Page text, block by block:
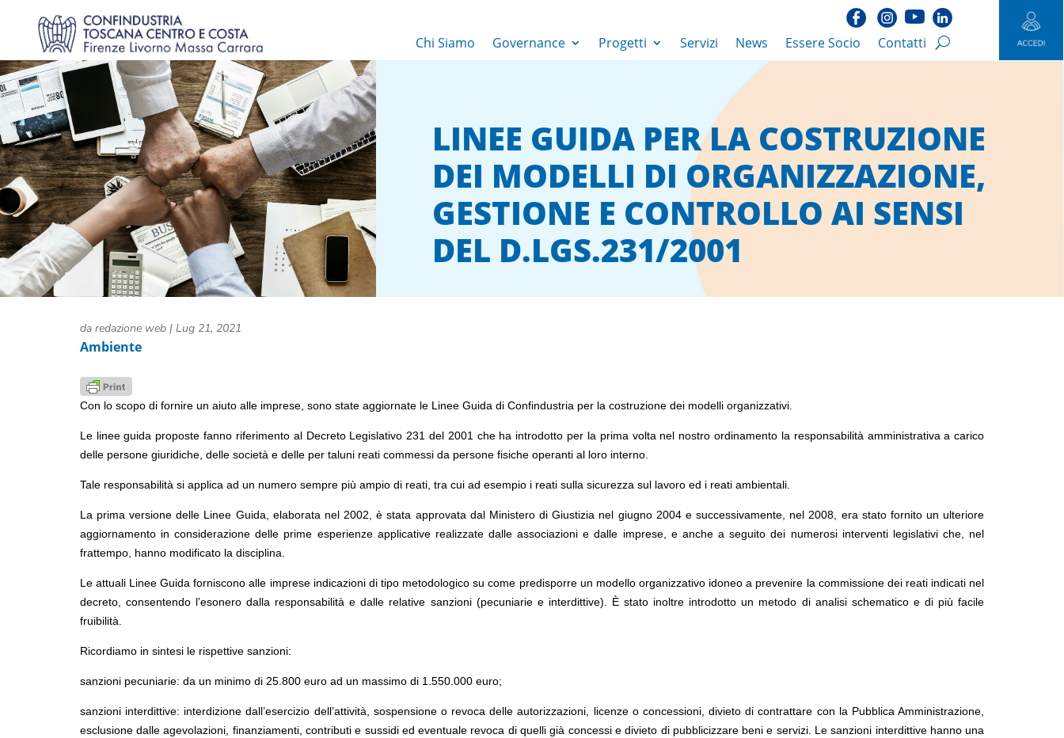
Chi Siamo Governance Progetti Servizi News Essere Socio Contatti
LINEE GUIDA PER LA COSTRUZIONE
DEI MODELLI DI ORGANIZZAZIONE,
GESTIONE E CONTROLLO AI SENSI
DEL D.LGS.231/2001
da redazione web| Lug 21, 2021
Ambiente
Con lo scopo di fornire un aiuto alle imprese, sono state aggiornate le Linee Guida di Confindustria per la costruzione dei modelli organizzativi.
Le linee guida proposte fanno riferimento al Decreto Legislativo 231 del 2001 che ha introdotto per la prima volta nel nostro ordinamento la responsabilità amministrativa a carico
delle persone giuridiche, delle società e delle per taluni reati commessi da persone fisiche operanti al loro interno.
Tale responsabilità si applica ad un numero sempre più ampio di reati, tra cui ad esempio i reati sulla sicurezza sul lavoro ed i reati ambientali.
La prima versione delle Linee Guida, elaborata nel 2002, è stata approvata dal Ministero di Giustizia nel giugno 2004 e successivamente, nel 2008, era stato fornito un ulteriore
aggiornamento in considerazione delle prime esperienze applicative realizzate dalle associazioni e dalle imprese, e anche a seguito dei numerosi interventi legislativi che, nel
frattempo, hanno modificato la disciplina.
Le attuali Linee Guida forniscono alle imprese indicazioni di tipo metodologico su come predisporre un modello organizzativo idoneo a prevenire la commissione dei reati indicati nel
decreto, consentendo l’esonero dalla responsabilità e dalle relative sanzioni (pecuniarie e interdittive). È stato inoltre introdotto un metodo di analisi schematico e di più facile
fruibilità.
Ricordiamo in sintesi le rispettive sanzioni:
sanzioni pecuniarie: da un minimo di 25.800 euro ad un massimo di 1.550.000 euro;
sanzioni interdittive: interdizione dall’esercizio dell’attività, sospensione o revoca delle autorizzazioni, licenze o concessioni, divieto di contrattare con la Pubblica Amministrazione,
esclusione dalle agevolazioni, finanziamenti, contributi e sussidi ed eventuale revoca di quelli già concessi e divieto di pubblicizzare beni e servizi. Le sanzioni interdittive hanno una